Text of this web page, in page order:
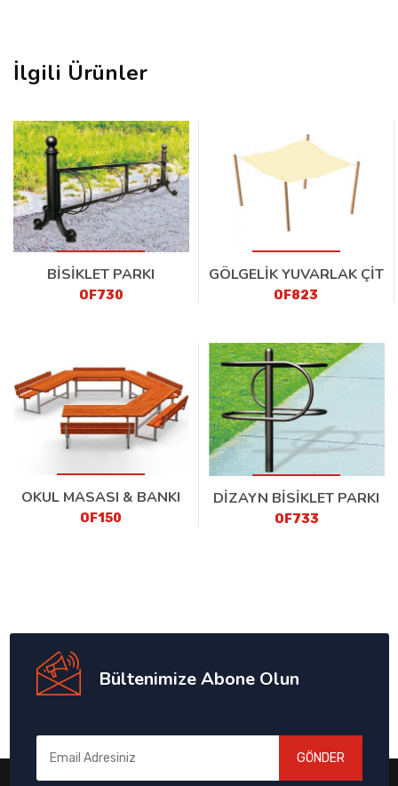
İlgili Ürünler
BİSİKLET PARKI
OF730
GÖLGELİK YUVARLAK ÇİT
OF823
OKUL MASASI & BANKI
OF150
DİZAYN BİSİKLET PARKI
OF733
Bültenimize Abone Olun
GÖNDER